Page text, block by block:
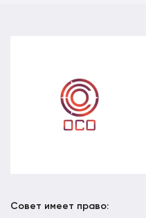
Совет имеет право: